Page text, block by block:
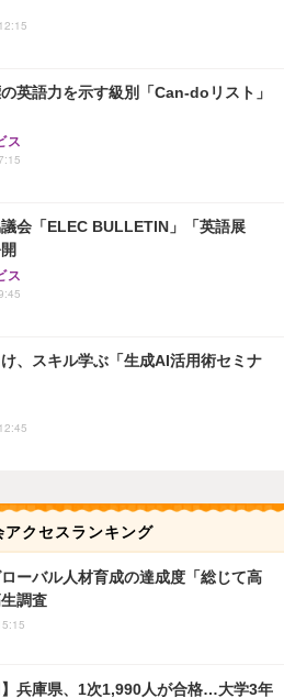
英語力を示す級別「Can-doリスト」
ス
会「ELEC BULLETIN」「英語展
ス
、スキル学ぶ「生成AI活用術セミナ
アクセスランキング
ーバル人材育成の達成度「総じて高
調査
】兵庫県、1次1,990人が合格…大学3年